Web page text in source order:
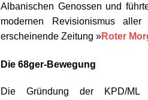
Albanischen Genossen und
modernen Revisionismus
erscheinende Zeitung »Roter
Die 68ger-Bewegung
Die Gründung der KPD/